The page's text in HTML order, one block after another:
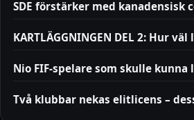
SDE förstärker med kanadensisk
KARTLÄGGNINGEN DEL 2: Hur
Nio FIF-spelare som skulle
Två klubbar nekas elitlicens –